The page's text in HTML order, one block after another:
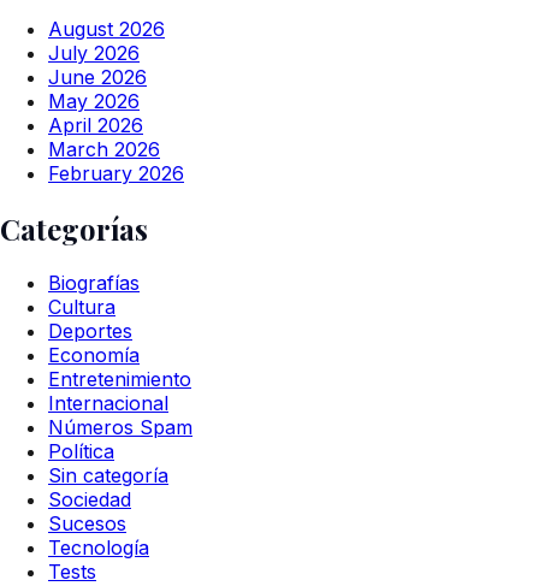
August 2026
July 2026
June 2026
May 2026
April 2026
March 2026
February 2026
Categorías
Biografías
Cultura
Deportes
Economía
Entretenimiento
Internacional
Números Spam
Política
Sin categoría
Sociedad
Sucesos
Tecnología
Tests